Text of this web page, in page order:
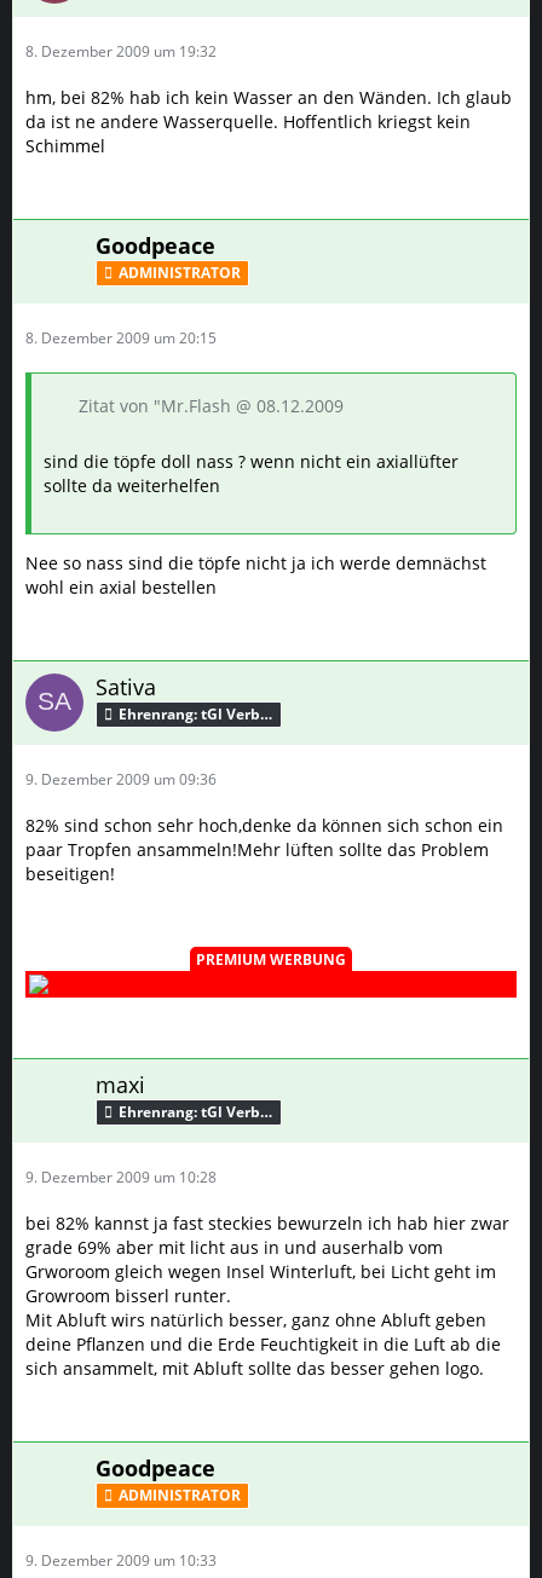
8. Dezember 2009 um 19:32
hm, bei 82% hab ich kein Wasser an den Wänden. Ich glaub
da ist ne andere Wasserquelle. Hoffentlich kriegst kein
Schimmel
Goodpeace
ADMINISTRATOR
8. Dezember 2009 um 20:15
Zitat von "Mr.Flash @ 08.12.2009
sind die töpfe doll nass ? wenn nicht ein axiallüfter
sollte da weiterhelfen
Nee so nass sind die töpfe nicht ja ich werde demnächst
wohl ein axial bestellen
Sativa
Ehrenrang: tGl Verbündeter
9. Dezember 2009 um 09:36
82% sind schon sehr hoch,denke da können sich schon ein
paar Tropfen ansammeln!Mehr lüften sollte das Problem
beseitigen!
PREMIUM WERBUNG
maxi
Ehrenrang: tGl Verbündeter
9. Dezember 2009 um 10:28
bei 82% kannst ja fast steckies bewurzeln ich hab hier zwar
grade 69% aber mit licht aus in und auserhalb vom
Grworoom gleich wegen Insel Winterluft, bei Licht geht im
Growroom bisserl runter.
Mit Abluft wirs natürlich besser, ganz ohne Abluft geben
deine Pflanzen und die Erde Feuchtigkeit in die Luft ab die
sich ansammelt, mit Abluft sollte das besser gehen logo.
Goodpeace
ADMINISTRATOR
9. Dezember 2009 um 10:33